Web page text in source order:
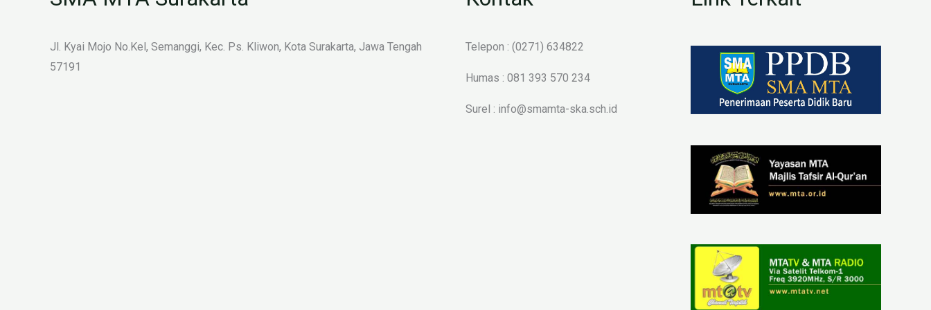
Jl. Kyai Mojo No.Kel, Semanggi, Kec. Ps. Kliwon, Kota Surakarta, Jawa Tengah
57191
Telepon : (0271) 634822
Humas : 081 393 570 234
Surel : info@smamta-ska.sch.id